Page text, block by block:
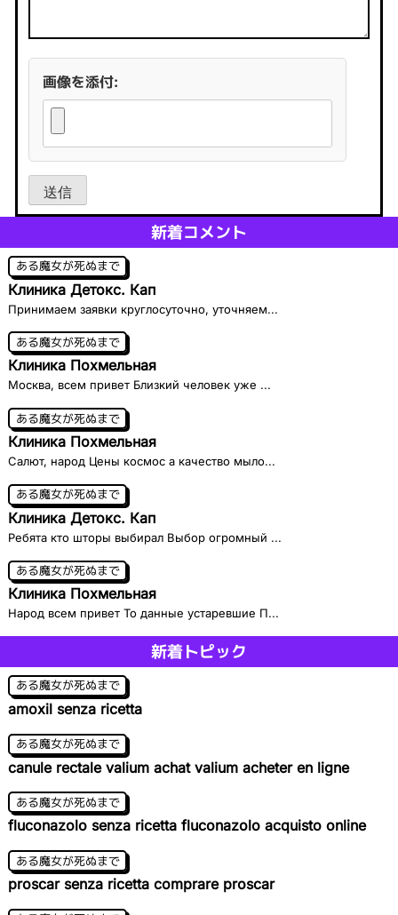
画像を添付:
送信
新着コメント
ある魔女が死ぬまで
Клиника Детокс. Кап
Принимаем заявки круглосуточно, уточняем...
ある魔女が死ぬまで
Клиника Похмельная
Москва, всем привет Близкий человек уже ...
ある魔女が死ぬまで
Клиника Похмельная
Салют, народ Цены космос а качество мыло...
ある魔女が死ぬまで
Клиника Детокс. Кап
Ребята кто шторы выбирал Выбор огромный ...
ある魔女が死ぬまで
Клиника Похмельная
Народ всем привет То данные устаревшие П...
新着トピック
ある魔女が死ぬまで
amoxil senza ricetta
ある魔女が死ぬまで
canule rectale valium achat valium acheter en ligne
ある魔女が死ぬまで
fluconazolo senza ricetta fluconazolo acquisto online
ある魔女が死ぬまで
proscar senza ricetta comprare proscar